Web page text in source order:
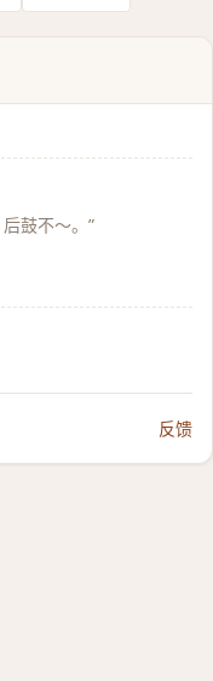
鼓不～。”
反馈